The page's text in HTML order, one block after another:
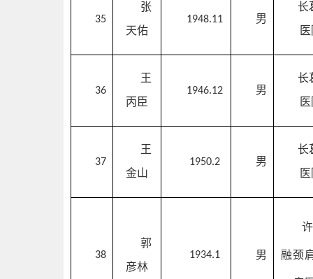
35
张
天佑
1948.11 男
长
36
王
丙臣
1946.12 男
长
37
王
金山
1950.2 男
长
38
郭
彦林
1934.1 男 融颈